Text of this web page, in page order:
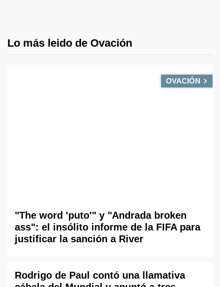
Lo más leido de Ovación
OVACIÓN
"The word 'puto'" y "Andrada broken
ass": el insólito informe de la FIFA para
justificar la sanción a River
Rodrigo de Paul contó una llamativa